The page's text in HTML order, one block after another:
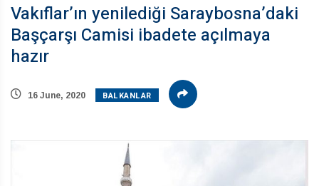
Vakıflar’ın yenilediği Saraybosna’daki
Başçarşı Camisi ibadete açılmaya
hazır
16 June, 2020 BALKANLAR